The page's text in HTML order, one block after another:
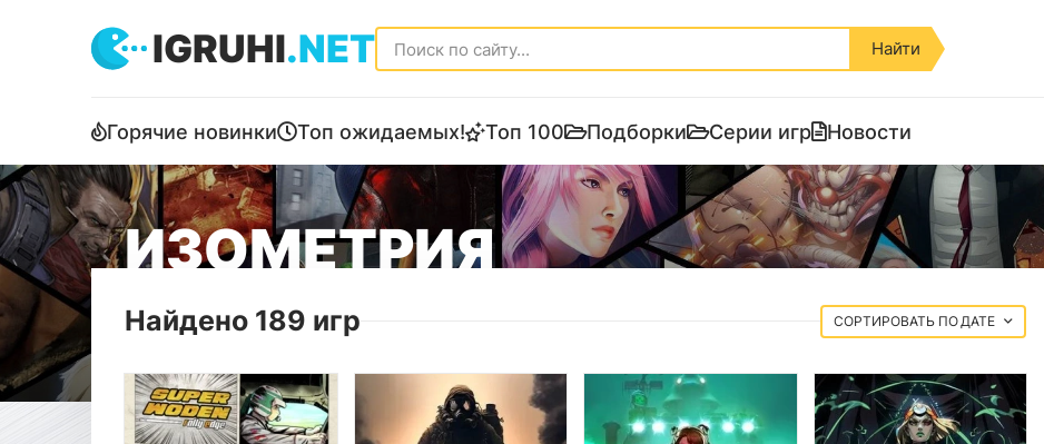
IGRUHI.NET Найти
Горячие новинки Топ ожидаемых! Топ 100 Подборки Серии игр Новости
ИЗОМЕТРИЯ
Найдено 189 игр ДАТЕ